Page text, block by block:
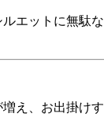
エットに無駄
え、お出掛け